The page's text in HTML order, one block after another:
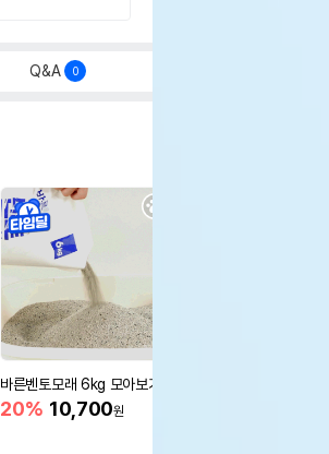
Q&A 0
바른벤토모래 6kg 모아보기
20% 10,700원